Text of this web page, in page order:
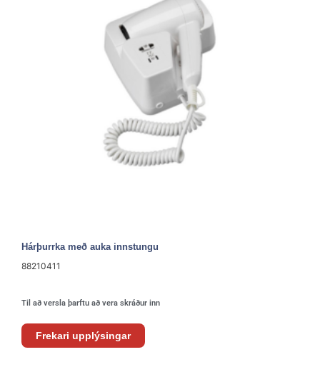
Hárþurrka með auka innstungu
88210411
Til að versla þarftu að vera skráður inn
Frekari upplýsingar